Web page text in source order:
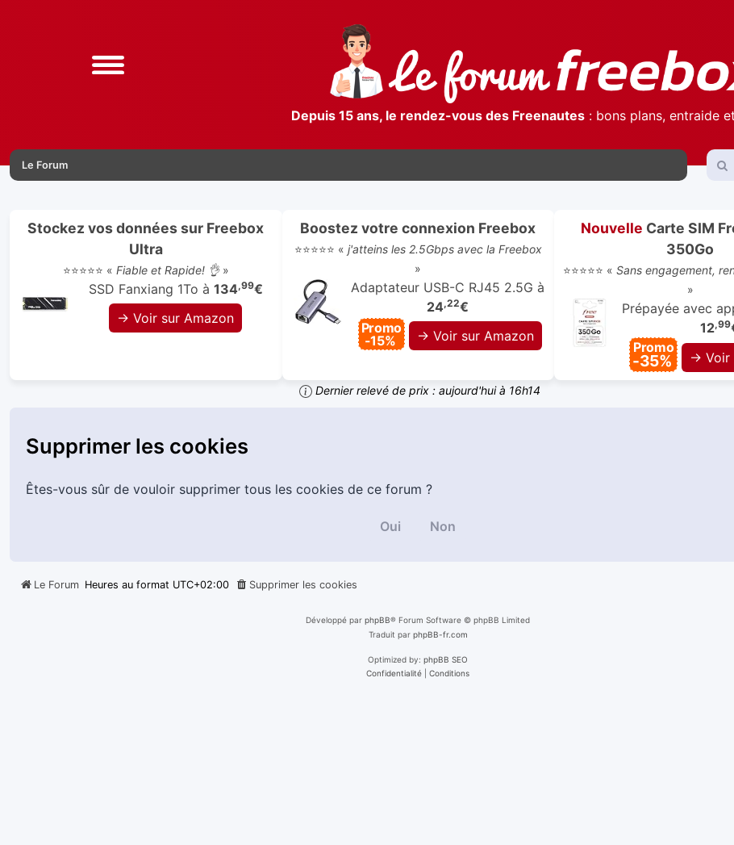
Depuis 15 ans, le rendez-vous des Freenautes: bons plans, entraide
Le Forum
Stockez vos données sur Freebox
Ultra
⭐⭐⭐⭐⭐ « Fiable et Rapide! 👌»
SSD Fanxiang 1To à 134,99€
→ Voir sur Amazon
Boostez votre connexion Freebox
⭐⭐⭐⭐⭐ « j'atteins les 2.5Gbps avec la Freebox
»
Adaptateur USB-C RJ45 2.5G à
24,22€
Promo
-15%
→ Voir sur Amazon
Nouvelle Carte SIM
350Go
⭐⭐⭐⭐⭐ «Sans engagement,
»
Prépayée avec
12,99
Promo
-35% → Voir
Dernier relevé de prix : aujourd'hui à 16h14
Supprimer les cookies
Êtes-vous sûr de vouloir supprimer tous les cookies de ce forum ?
Le Forum Heures au format UTC+02:00 Supprimer les cookies
Développé parphpBB® Forum Software © phpBB Limited
Traduit par phpBB-fr.com
Optimized by:phpBB SEO
Confidentialité |Conditions